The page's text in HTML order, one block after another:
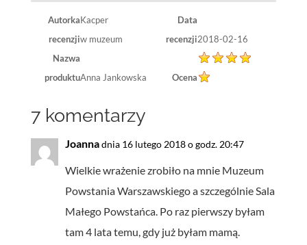
Autorka
recenzji
Kacper
w muzeum
Data
recenzji2018-02-16
Nazwa
produktuAnna Jankowska Ocena
7 komentarzy
Joannadnia 16 lutego 2018 o godz. 20:47
Wielkie wrażenie zrobiło na mnie Muzeum
Powstania Warszawskiego a szczególnie Sala
Małego Powstańca. Po raz pierwszy byłam
tam 4 lata temu, gdy już byłam mamą.